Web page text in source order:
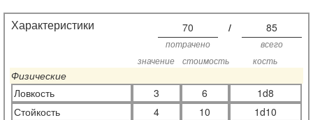
Характеристики 70 / 85
потрачено
всего
значение
стоимость кость
Физические
Ловкость
3 6
1d8
Стойкость
4 10
1d10